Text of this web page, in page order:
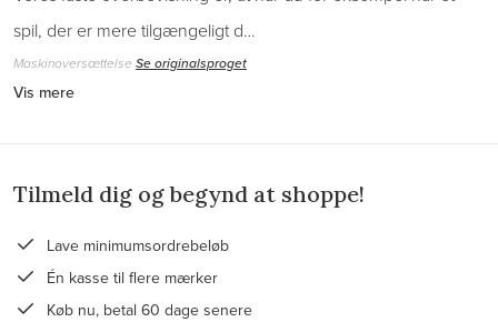
spil, der er mere tilgængeligt d…
Maskinoversættelse Se originalsproget
Vis mere
Tilmeld dig og begynd at shoppe!
Lave minimumsordrebeløb
Én kasse til flere mærker
Køb nu, betal 60 dage senere